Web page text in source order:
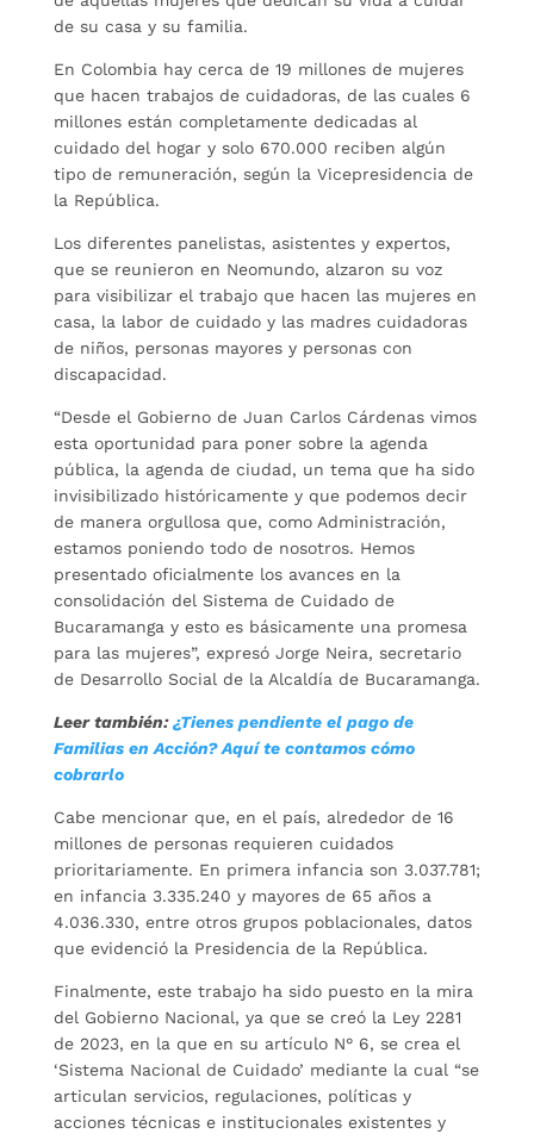
de su casa y su familia.
En Colombia hay cerca de 19 millones de mujeres
que hacen trabajos de cuidadoras, de las cuales 6
millones están completamente dedicadas al
cuidado del hogar y solo 670.000 reciben algún
tipo de remuneración, según la Vicepresidencia de
la República.
Los diferentes panelistas, asistentes y expertos,
que se reunieron en Neomundo, alzaron su voz
para visibilizar el trabajo que hacen las mujeres en
casa, la labor de cuidado y las madres cuidadoras
de niños, personas mayores y personas con
discapacidad.
“Desde el Gobierno de Juan Carlos Cárdenas vimos
esta oportunidad para poner sobre la agenda
pública, la agenda de ciudad, un tema que ha sido
invisibilizado históricamente y que podemos decir
de manera orgullosa que, como Administración,
estamos poniendo todo de nosotros. Hemos
presentado oficialmente los avances en la
consolidación del Sistema de Cuidado de
Bucaramanga y esto es básicamente una promesa
para las mujeres”, expresó Jorge Neira, secretario
de Desarrollo Social de la Alcaldía de Bucaramanga.
Leer también:¿Tienes pendiente el pago de
Familias en Acción? Aquí te contamos cómo
cobrarlo
Cabe mencionar que, en el país, alrededor de 16
millones de personas requieren cuidados
prioritariamente. En primera infancia son 3.037.781;
en infancia 3.335.240 y mayores de 65 años a
4.036.330, entre otros grupos poblacionales, datos
que evidenció la Presidencia de la República.
Finalmente, este trabajo ha sido puesto en la mira
del Gobierno Nacional, ya que se creó la Ley 2281
de 2023, en la que en su artículo N° 6, se crea el
‘Sistema Nacional de Cuidado’ mediante la cual “se
articulan servicios, regulaciones, políticas y
acciones técnicas e institucionales existentes y